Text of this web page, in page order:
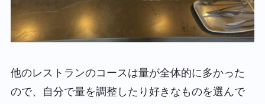
他のレストランのコースは量が全体的に多かった
ので、自分で量を調整したり好きなものを選んで